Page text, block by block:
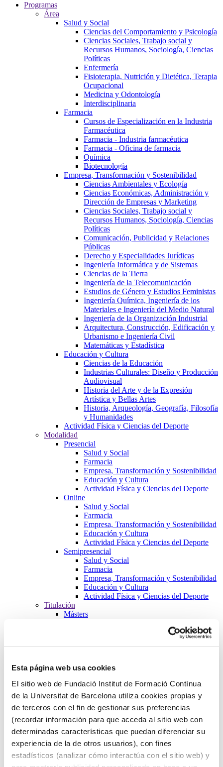
Esta página web usa cookies
El sitio web de Fundació Institut de Formació Contínua
de la Universitat de Barcelona utiliza cookies propias y
de terceros con el fin de gestionar sus preferencias
(recordar información para que acceda al sitio web con
determinadas características que puedan diferenciar su
experiencia de la de otros usuarios), con fines
estadísticos (analizar cómo interactúa con el sitio web) y
Programas
Área
Salud y Social
Ciencias del Comportamiento y Psicología
Ciencias Sociales, Trabajo social y
Recursos Humanos, Sociología, Ciencias
Políticas
Enfermería
Fisioterapia, Nutrición y Dietética, Terapia
Ocupacional
Medicina y Odontología
Interdisciplinaria
Farmacia
Cursos de Especialización en la Industria
Farmacéutica
Farmacia - Industria farmacéutica
Farmacia - Oficina de farmacia
Química
Biotecnología
Empresa, Transformación y Sostenibilidad
Ciencias Ambientales y Ecología
Ciencias Económicas, Administración y
Dirección de Empresas y Marketing
Ciencias Sociales, Trabajo social y
Recursos Humanos, Sociología, Ciencias
Políticas
Comunicación, Publicidad y Relaciones
Públicas
Derecho y Especialidades Jurídicas
Ingeniería Informática y de Sistemas
Ciencias de la Tierra
Ingeniería de la Telecomunicación
Estudios de Género y Estudios Feministas
Ingeniería Química, Ingeniería de los
Materiales e Ingeniería del Medio Natural
Ingeniería de la Organización Industrial
Arquitectura, Construcción, Edificación y
Urbanismo e Ingeniería Civil
Matemáticas y Estadística
Educación y Cultura
Ciencias de la Educación
Industrias Culturales: Diseño y Producción
Audiovisual
Historia del Arte y de la Expresión
Artística y Bellas Artes
Historia, Arqueología, Geografía, Filosofía
y Humanidades
Actividad Física y Ciencias del Deporte
Modalidad
Presencial
Salud y Social
Farmacia
Empresa, Transformación y Sostenibilidad
Educación y Cultura
Actividad Física y Ciencias del Deporte
Online
Salud y Social
Farmacia
Empresa, Transformación y Sostenibilidad
Educación y Cultura
Actividad Física y Ciencias del Deporte
Semipresencial
Salud y Social
Farmacia
Empresa, Transformación y Sostenibilidad
Educación y Cultura
Actividad Física y Ciencias del Deporte
Titulación
Másters
Empresa, Transformación y Sostenibilidad
Educación y Cultura
Formación de Postgrados
Farmacia
Empresa, Transformación y Sostenibilidad
Educación y Cultura
Actividad Física y Ciencias del Deporte
Cursos
Salud y Social
Farmacia
Empresa, Transformación y Sostenibilidad
Educación y Cultura